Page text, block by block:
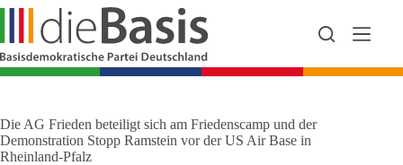
Zum
springen
Die AG Frieden beteiligt sich am Friedenscamp und der
Demonstration Stopp Ramstein vor der US Air Base in
Rheinland-Pfalz